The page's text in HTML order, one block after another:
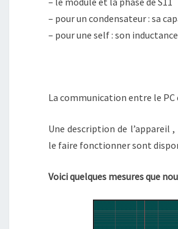
– pour un condensateur : sa
– pour une self : son
La communication entre le PC
Une description de l’appareil
le faire fonctionner sont
Voici quelques mesures que